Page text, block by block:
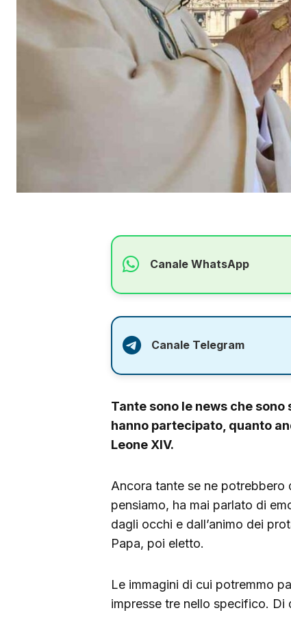
Canale WhatsApp
Canale Telegram
Tante sono le news che
hanno partecipato, quanto
Leone XIV.
Ancora tante se ne potrebbero
pensiamo, ha mai parlato di
dagli occhi e dall’animo dei
Papa, poi eletto.
Le immagini di cui potremmo
impresse tre nello specifico. Di